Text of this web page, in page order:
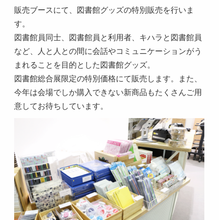
販売ブースにて、図書館グッズの特別販売を行いま
す。
図書館員同士、図書館員と利用者、キハラと図書館員
など、人と人との間に会話やコミュニケーションがう
まれることを目的とした図書館グッズ。
図書館総合展限定の特別価格にて販売します。また、
今年は会場でしか購入できない新商品もたくさんご用
意してお待ちしています。